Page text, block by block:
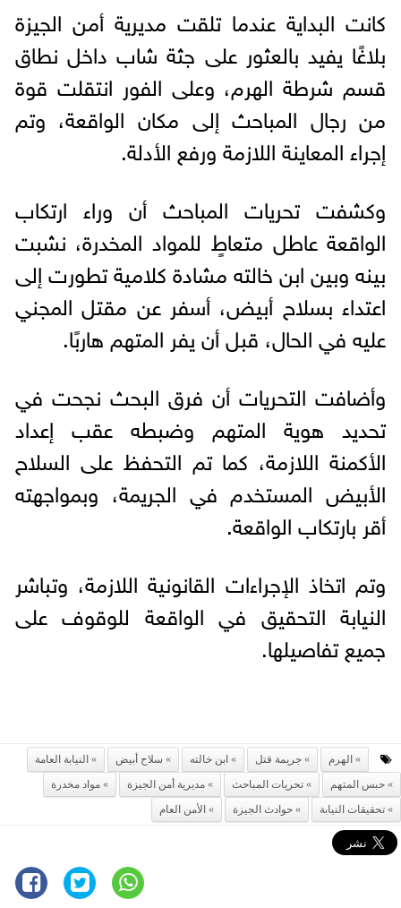
كانت البداية عندما تلقت مديرية أمن الجيزة
بلاغًا يفيد بالعثور على جثة شاب داخل نطاق
قسم شرطة الهرم، وعلى الفور انتقلت قوة
من رجال المباحث إلى مكان الواقعة، وتم
إجراء المعاينة اللازمة ورفع الأدلة.
وكشفت تحريات المباحث أن وراء ارتكاب
الواقعة عاطل متعاطٍ للمواد المخدرة، نشبت
بينه وبين ابن خالته مشادة كلامية تطورت إلى
اعتداء بسلاح أبيض، أسفر عن مقتل المجني
عليه في الحال، قبل أن يفر المتهم هاربًا.
وأضافت التحريات أن فرق البحث نجحت في
تحديد هوية المتهم وضبطه عقب إعداد
الأكمنة اللازمة، كما تم التحفظ على السلاح
الأبيض المستخدم في الجريمة، وبمواجهته
أقر بارتكاب الواقعة.
وتم اتخاذ الإجراءات القانونية اللازمة، وتباشر
النيابة التحقيق في الواقعة للوقوف على
جميع تفاصيلها.
الهرم جريمة قتل ابن خالته سلاح أبيض
النيابة العامة
حبس المتهم
تحريات المباحث مديرية أمن الجيزة
مواد مخدرة
تحقيقات النيابة
حوادث الجيزة الأمن العام